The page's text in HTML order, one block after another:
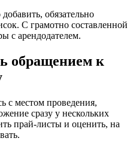
обязательно
С грамотно составленной
с арендодателем.
обращением к
с местом проведения,
сразу у нескольких
прай-листы и оценить, на